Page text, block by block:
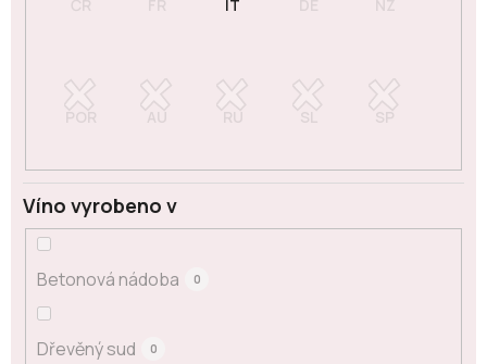
Víno vyrobeno v
Betonová nádoba 0
Dřevěný sud 0